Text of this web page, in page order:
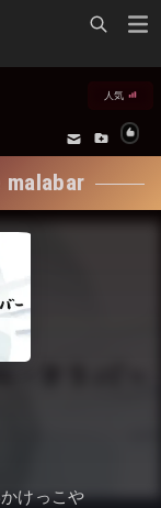
ンル
シリーズ
ドラマ
ップ
ップ
検索
人気
けっこや